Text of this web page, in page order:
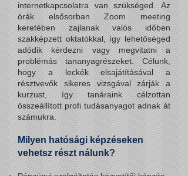
internetkapcsolatra van szükséged. Az
órák elsősorban Zoom meeting
keretében zajlanak valós időben
szakképzett oktatókkal, így lehetőséged
adódik kérdezni vagy megvitatni a
problémás tananyagrészeket. Célunk,
hogy a leckék elsajátításával a
résztvevők sikeres vizsgával zárják a
kurzust, így tanáraink célzottan
összeállított profi tudásanyagot adnak át
számukra.
Milyen hatósági képzéseken
vehetsz részt nálunk?